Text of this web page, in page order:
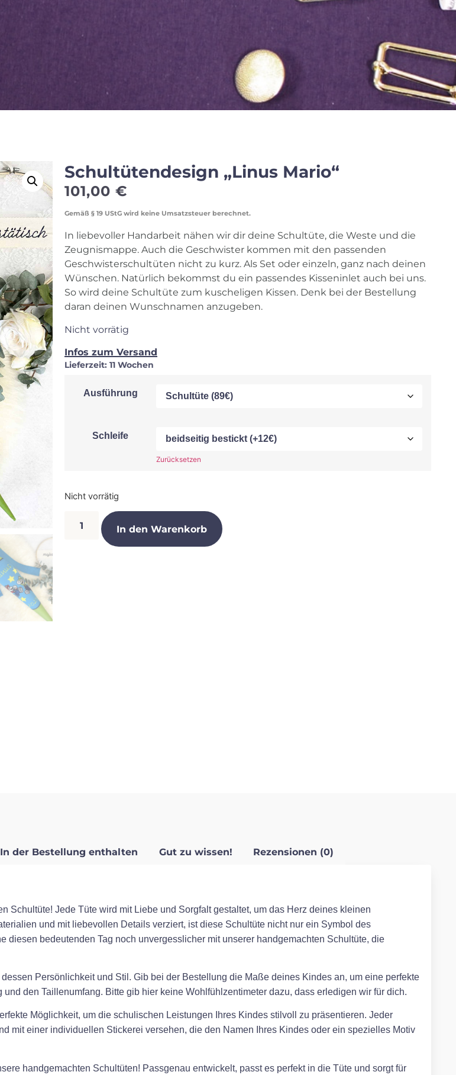
Schultütendesign „Linus Mario“
101,00 €
Gemäß § 19 UStG wird keine Umsatzsteuer berechnet.
In liebevoller Handarbeit nähen wir dir deine Schultüte, die Weste und die
Zeugnismappe. Auch die Geschwister kommen mit den passenden
Geschwisterschultüten nicht zu kurz. Als Set oder einzeln, ganz nach deinen
Wünschen. Natürlich bekommst du ein passendes Kisseninlet auch bei uns.
So wird deine Schultüte zum kuscheligen Kissen. Denk bei der Bestellung
daran deinen Wunschnamen anzugeben.
Nicht vorrätig
Infos zum Versand
Lieferzeit: 11 Wochen
Ausführung
Schleife
Zurücksetzen
Nicht vorrätig
In den Warenkorb
In der Bestellung enthalten Gut zu wissen! Rezensionen (0)
Schultüte! Jede Tüte wird mit Liebe und Sorgfalt gestaltet, um das Herz deines kleinen
und mit liebevollen Details verziert, ist diese Schultüte nicht nur ein Symbol des
bedeutenden Tag noch unvergesslicher mit unserer handgemachten Schultüte, die
Persönlichkeit und Stil. Gib bei der Bestellung die Maße deines Kindes an, um eine perfekte
den Taillenumfang. Bitte gib hier keine Wohlfühlzentimeter dazu, dass erledigen wir für dich.
Möglichkeit, um die schulischen Leistungen Ihres Kindes stilvoll zu präsentieren. Jeder
mit einer individuellen Stickerei versehen, die den Namen Ihres Kindes oder ein spezielles Motiv
handgemachten Schultüten! Passgenau entwickelt, passt es perfekt in die Tüte und sorgt für